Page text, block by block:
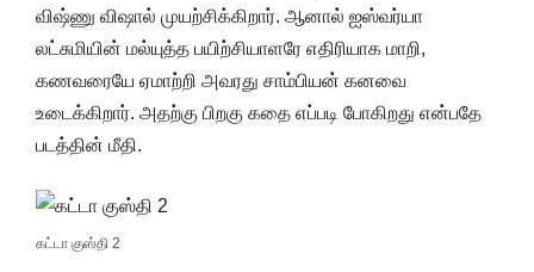
விஷ்ணு விஷால் முயற்சிக்கிறார். ஆனால் ஐஸ்வர்யா
லட்சுமியின் மல்யுத்த பயிற்சியாளரே எதிரியாக மாறி,
கணவரையே ஏமாற்றி அவரது சாம்பியன் கனவை
உடைக்கிறார். அதற்கு பிறகு கதை எப்படி போகிறது என்பதே
படத்தின் மீதி.
கட்டா குஸ்தி 2